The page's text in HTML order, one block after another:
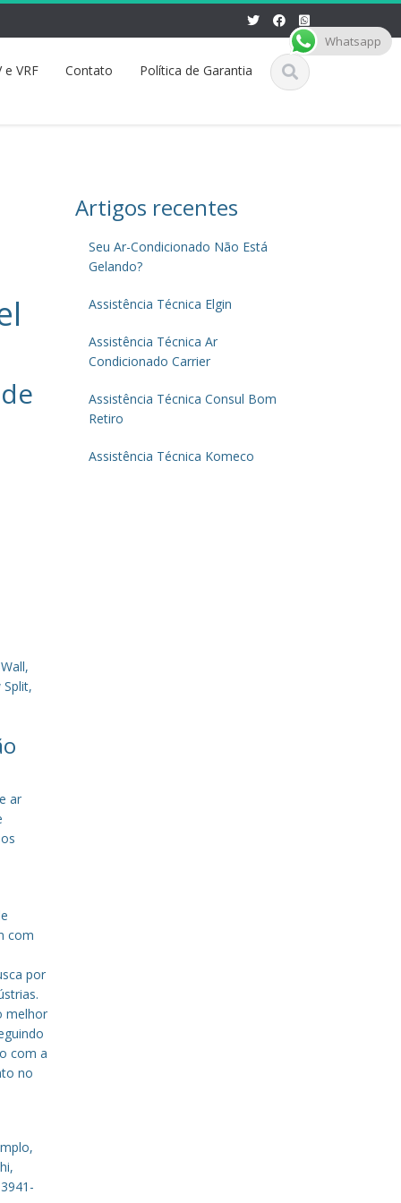
e VRF Contato Política de Garantia
ar
com
por
melhor
com a
no
Artigos recentes
Seu Ar-Condicionado Não Está
Gelando?
Assistência Técnica Elgin
Assistência Técnica Ar
Condicionado Carrier
Assistência Técnica Consul Bom
Retiro
Assistência Técnica Komeco
Whatsapp